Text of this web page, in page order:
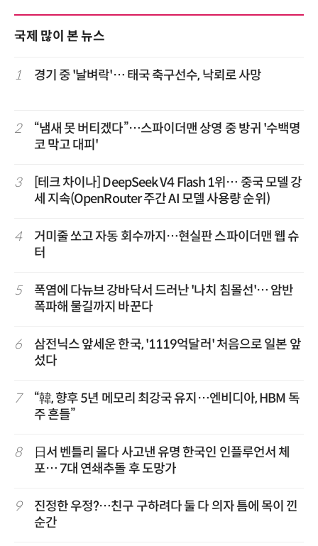
국제 많이 본 뉴스
1 경기 중 '날벼락'… 태국 축구선수, 낙뢰로 사망
2
“냄새 못 버티겠다”…스파이더맨 상영 중 방귀 '수백명
코 막고 대피'
3
[테크 차이나] DeepSeek V4 Flash 1위… 중국 모델 강
세 지속(OpenRouter 주간 AI 모델 사용량 순위)
4
거미줄 쏘고 자동 회수까지…현실판 스파이더맨 웹 슈
터
5
폭염에 다뉴브 강바닥서 드러난 '나치 침몰선'… 암반
폭파해 물길까지 바꾼다
6
삼전닉스 앞세운 한국, '1119억달러' 처음으로 일본 앞
섰다
7
“韓, 향후 5년 메모리 최강국 유지…엔비디아, HBM 독
주 흔들”
8
日서 벤틀리 몰다 사고낸 유명 한국인 인플루언서 체
포… 7대 연쇄추돌 후 도망가
9
진정한 우정?…친구 구하려다 둘 다 의자 틈에 목이 낀
순간